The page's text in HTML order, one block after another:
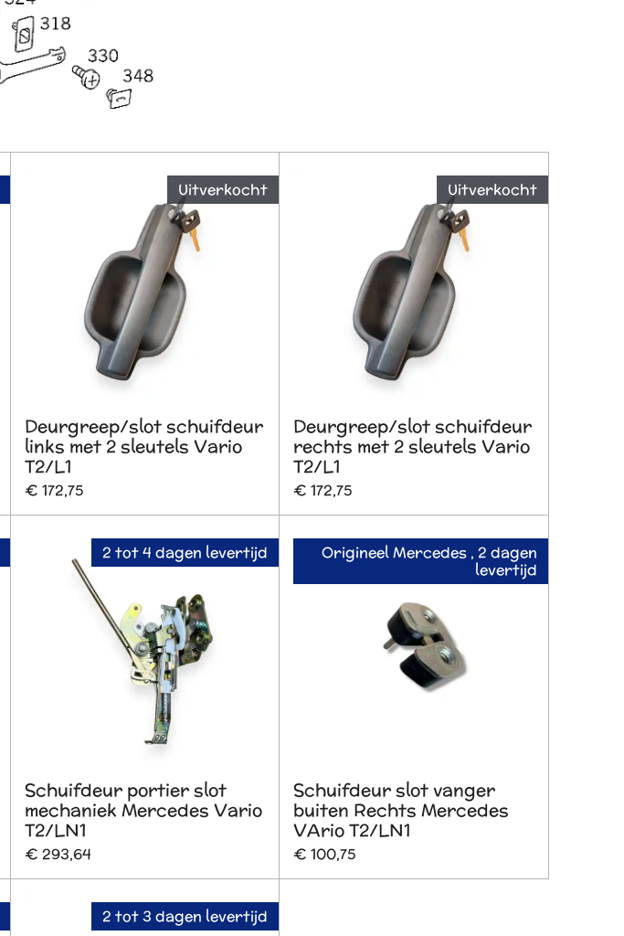
Uitverkocht
Deurgreep/slot schuifdeur
links met 2 sleutels Vario
T2/L1
€ 172,75
Uitverkocht
Deurgreep/slot schuifdeur
rechts met 2 sleutels Vario
T2/L1
€ 172,75
2 tot 4 dagen levertijd
Schuifdeur portier slot
mechaniek Mercedes Vario
T2/LN1
€ 293,64
Origineel Mercedes , 2 dagen
levertijd
Schuifdeur slot vanger
buiten Rechts Mercedes
VArio T2/LN1
€ 100,75
2 tot 3 dagen levertijd